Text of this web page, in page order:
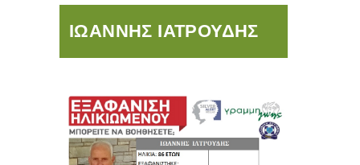
ΙΩΑΝΝΗΣ ΙΑΤΡΟΥΔΗΣ